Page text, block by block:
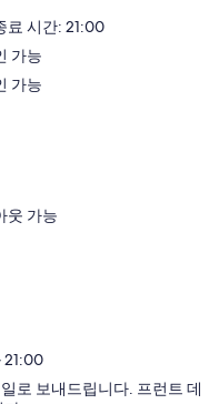
료 시간: 21:00
가능
가능
웃 가능
21:00
로 보내드립니다. 프런트 데